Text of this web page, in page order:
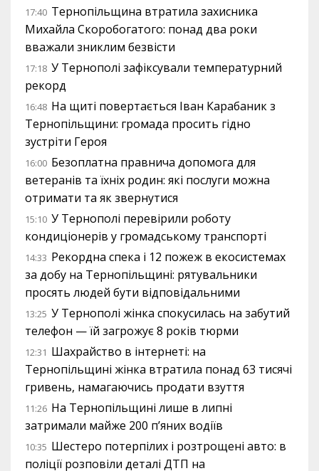
17:40 Тернопільщина втратила захисника
Михайла Скоробогатого: понад два роки
вважали зниклим безвісти
17:18 У Тернополі зафіксували температурний
рекорд
16:48 На щиті повертається Іван Карабаник з
Тернопільщини: громада просить гідно
зустріти Героя
16:00 Безоплатна правнича допомога для
ветеранів та їхніх родин: які послуги можна
отримати та як звернутися
15:10 У Тернополі перевірили роботу
кондиціонерів у громадському транспорті
14:33 Рекордна спека і 12 пожеж в екосистемах
за добу на Тернопільщині: рятувальники
просять людей бути відповідальними
13:25 У Тернополі жінка спокусилась на забутий
телефон — їй загрожує 8 років тюрми
12:31 Шахрайство в інтернеті: на
Тернопільщині жінка втратила понад 63 тисячі
гривень, намагаючись продати взуття
11:26 На Тернопільщині лише в липні
затримали майже 200 п’яних водіїв
10:35 Шестеро потерпілих і розтрощені авто: в
поліції розповіли деталі ДТП на